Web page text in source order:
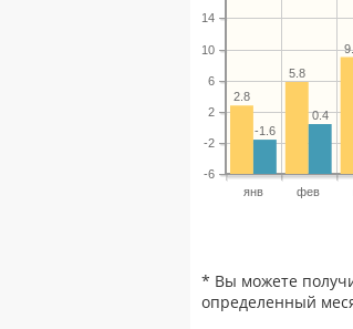
янв фев
-6
-2
2
6
10
14
5.8
2.8
0.4
-1.6
* Вы можете
определенный